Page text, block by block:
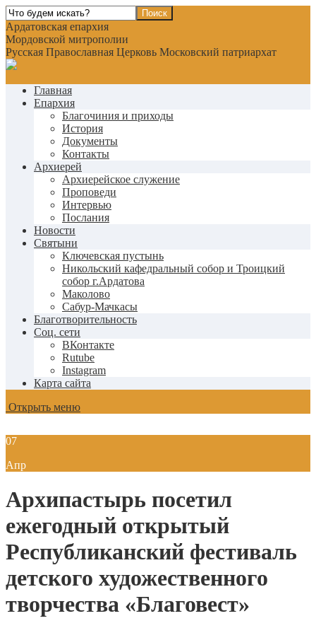
Ардатовская епархия
Мордовской митрополии
Русская Православная Церковь Московский патриархат
Главная
Епархия
Благочиния и приходы
История
Документы
Контакты
Архиерей
Архиерейское служение
Проповеди
Интервью
Послания
Новости
Святыни
Ключевская пустынь
Никольский кафедральный собор и Троицкий
собор г.Ардатова
Маколово
Сабур-Мачкасы
Благотворительность
Соц. сети
ВКонтакте
Rutube
Instagram
Карта сайта
Открыть меню
07
Апр
Архипастырь посетил
ежегодный открытый
Республиканский фестиваль
детского художественного
творчества «Благовест»